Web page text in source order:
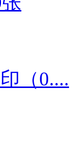
（0....